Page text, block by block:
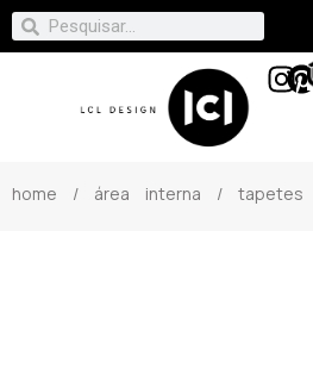
home / área interna / tapetes